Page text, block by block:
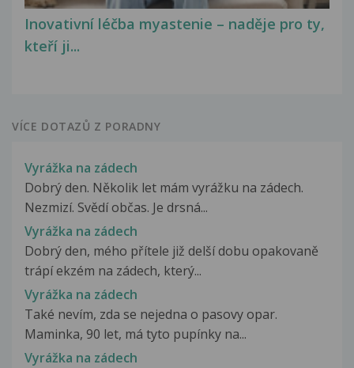
Inovativní léčba myastenie – naděje pro ty,
kteří ji...
VÍCE DOTAZŮ Z PORADNY
Vyrážka na zádech
Dobrý den. Několik let mám vyrážku na zádech.
Nezmizí. Svědí občas. Je drsná...
Vyrážka na zádech
Dobrý den, mého přítele již delší dobu opakovaně
trápí ekzém na zádech, který...
Vyrážka na zádech
Také nevím, zda se nejedna o pasovy opar.
Maminka, 90 let, má tyto pupínky na...
Vyrážka na zádech